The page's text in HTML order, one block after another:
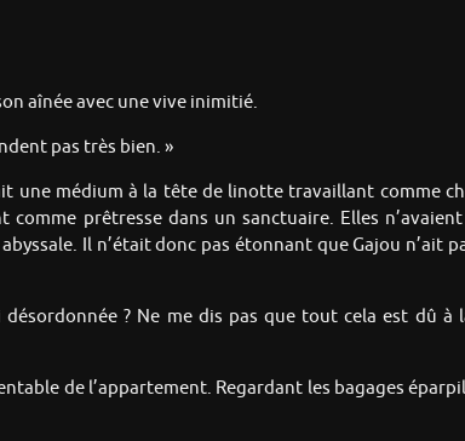
aînée avec une vive inimitié.
pas très bien. »
une médium à la tête de linotte travaillant comme
prêtresse dans un sanctuaire. Elles
Il n’était donc pas étonnant que Gajou n’ait
? Ne me dis pas que tout cela est dû
de l’appartement. Regardant les bagages